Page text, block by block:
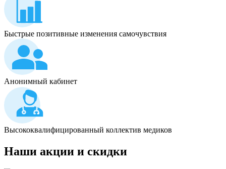
Быстрые позитивные изменения самочувствия
Анонимный кабинет
Высококвалифицированный коллектив медиков
Наши акции и скидки